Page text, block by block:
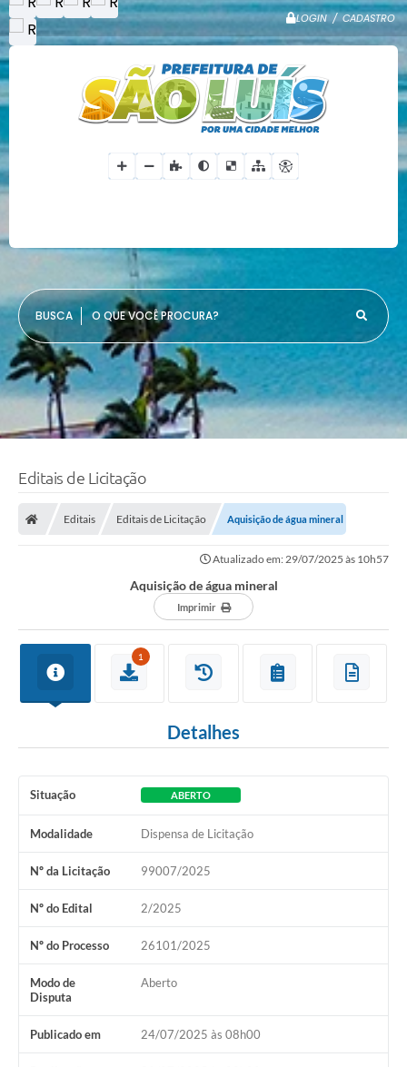
LOGIN / CADASTRO
O QUE VOCÊ PROCURA?
Editais de Licitação
Editais Editais de Licitação Aquisição de água mineral
Atualizado em: 29/07/2025 às 10h57
Aquisição de água mineral
Imprimir
1
Detalhes
Situação ABERTO
Modalidade Dispensa de Licitação
Nº da Licitação 99007/2025
Nº do Edital 2/2025
Nº do Processo 26101/2025
Modo de
Disputa
Aberto
Publicado em 24/07/2025 às 08h00